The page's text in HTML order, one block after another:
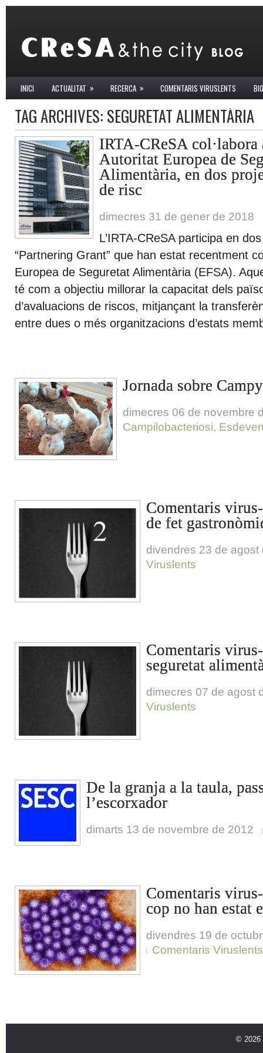
INICI ACTUALITAT » RECERCA » COMENTARIS VIRUSLENTS
TAG ARCHIVES: SEGURETAT ALIMENTÀRIA
IRTA-CReSA col·labora
Autoritat Europea de
Alimentària, en dos
de risc
dimecres 31 de gener de 2018
L’IRTA-CReSA participa en
“Partnering Grant” que han estat recentment
Europea de Seguretat Alimentària (EFSA).
té com a objectiu millorar la capacitat dels
d’avaluacions de riscos, mitjançant la
entre dues o més organitzacions d’estats
Jornada sobre
dimecres 06 de novembre
Campilobacteriosi,
Comentaris
de fet
divendres 23 de agost
Viruslents
Comentaris
seguretat
dimecres 07 de agost
Viruslents
De la granja a la taula,
l’escorxador
dimarts 13 de novembre de 2012
Comentaris
cop no han estat
divendres 19 de
Comentaris Viruslents
© 2026